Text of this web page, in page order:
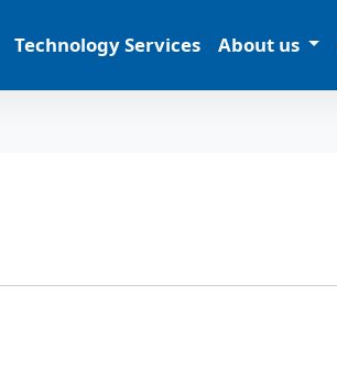
Technology Services About us